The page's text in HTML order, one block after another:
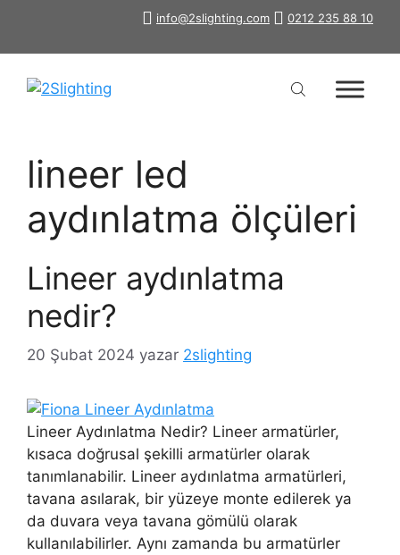
info@2slighting.com 0212 235 88 10
lineer led
aydınlatma ölçüleri
Lineer aydınlatma
nedir?
20 Şubat 2024 yazar 2slighting
Lineer Aydınlatma Nedir? Lineer armatürler,
kısaca doğrusal şekilli armatürler olarak
tanımlanabilir. Lineer aydınlatma armatürleri,
tavana asılarak, bir yüzeye monte edilerek ya
da duvara veya tavana gömülü olarak
kullanılabilirler. Aynı zamanda bu armatürler